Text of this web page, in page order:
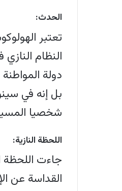
الحدث:
تعتبر
النظام
دولة
شخصيا
اللحظة النازية:
جاءت اللحظة
القداسة عن